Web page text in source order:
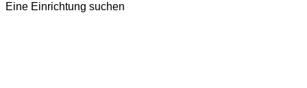
Eine Einrichtung suchen